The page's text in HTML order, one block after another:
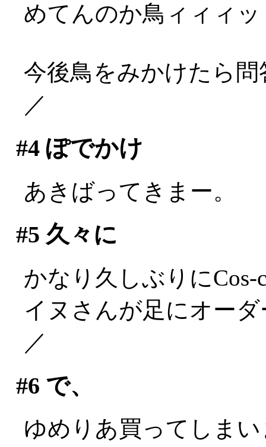
めてんのか鳥ィィィッ
今後鳥をみかけたら
／
#4ぽでかけ
あきばってきまー。
#5 久々に
かなり久しぶりにCos-
イヌさんが足にオー
／
#6 で、
ゆめりあ買ってしま